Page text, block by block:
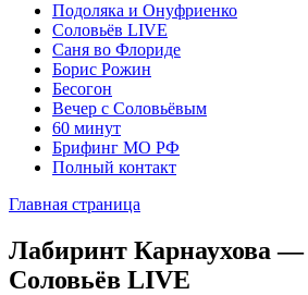
Подоляка и Онуфриенко
Соловьёв LIVE
Саня во Флориде
Борис Рожин
Бесогон
Вечер с Соловьёвым
60 минут
Брифинг МО РФ
Полный контакт
Главная страница
Лабиринт Карнаухова —
Соловьёв LIVE